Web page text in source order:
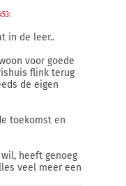
:
in de leer..
voor goede
flink terug
de eigen
toekomst en
heeft genoeg
veel meer een